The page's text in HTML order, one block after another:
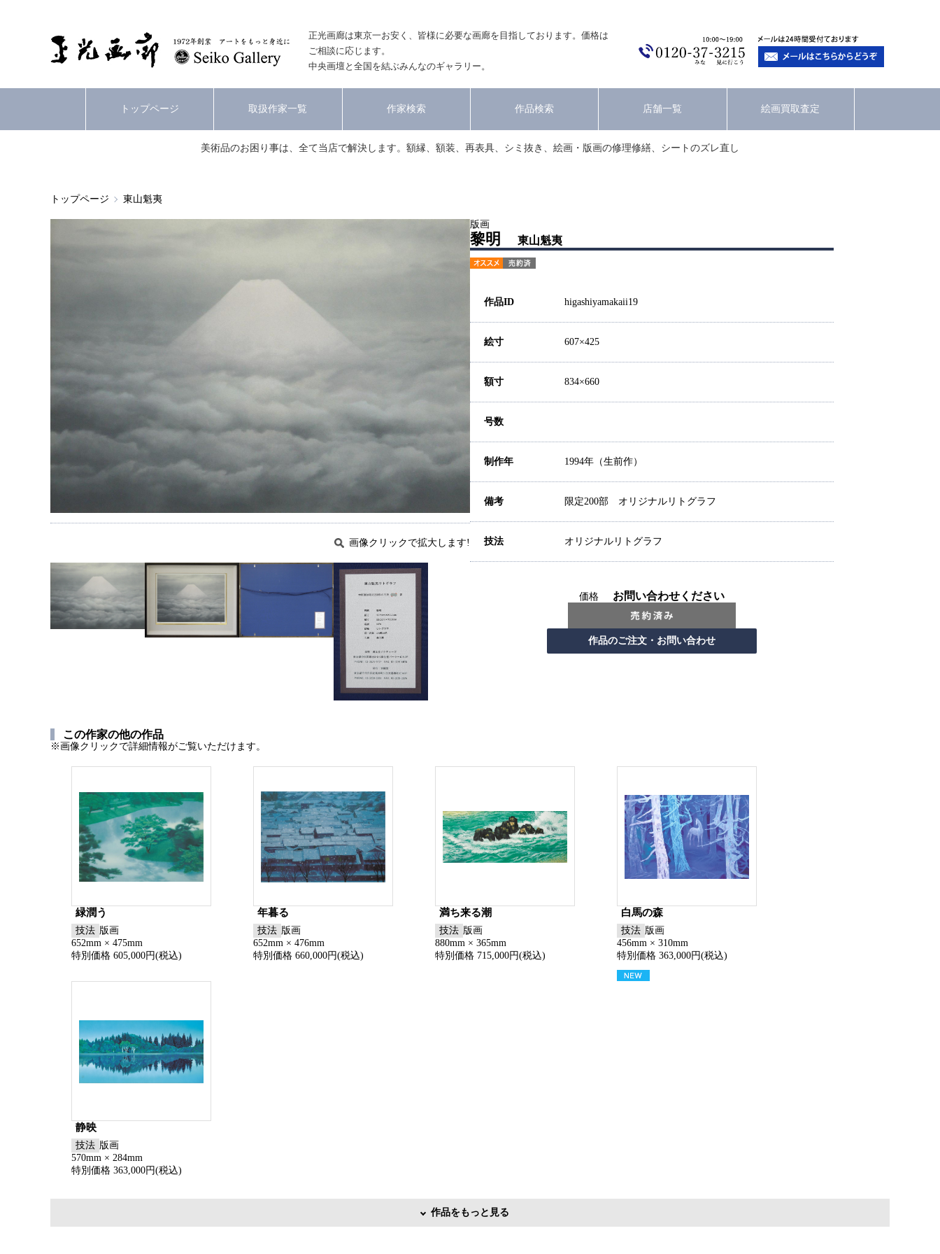
正光画廊は東京一お安く、皆様に必要な画廊を目指しております。価格は
ご相談に応じます。
中央画壇と全国を結ぶみんなのギャラリー。
トップページ 取扱作家一覧 作家検索 作品検索 店舗一覧 絵画買取査定
美術品のお困り事は、全て当店で解決します。額縁、額装、再表具、シミ抜き、絵画・版画の修理修繕、シートのズレ直し
トップページ 東山魁夷
画像クリックで拡大します!
版画
黎明 東山魁夷
作品ID higashiyamakaii19
絵寸 607×425
額寸 834×660
号数
制作年 1994年（生前作）
備考 限定200部 オリジナルリトグラフ
技法 オリジナルリトグラフ
価格 お問い合わせください
この作家の他の作品
※画像クリックで詳細情報がご覧いただけます。
緑潤う
技法 版画
652mm × 475mm
特別価格 605,000円(税込)
年暮る
技法 版画
652mm × 476mm
特別価格 660,000円(税込)
満ち来る潮
技法 版画
880mm × 365mm
特別価格 715,000円(税込)
白馬の森
技法 版画
456mm × 310mm
特別価格 363,000円(税込)
静映
技法 版画
570mm × 284mm
特別価格 363,000円(税込)
作品をもっと見る